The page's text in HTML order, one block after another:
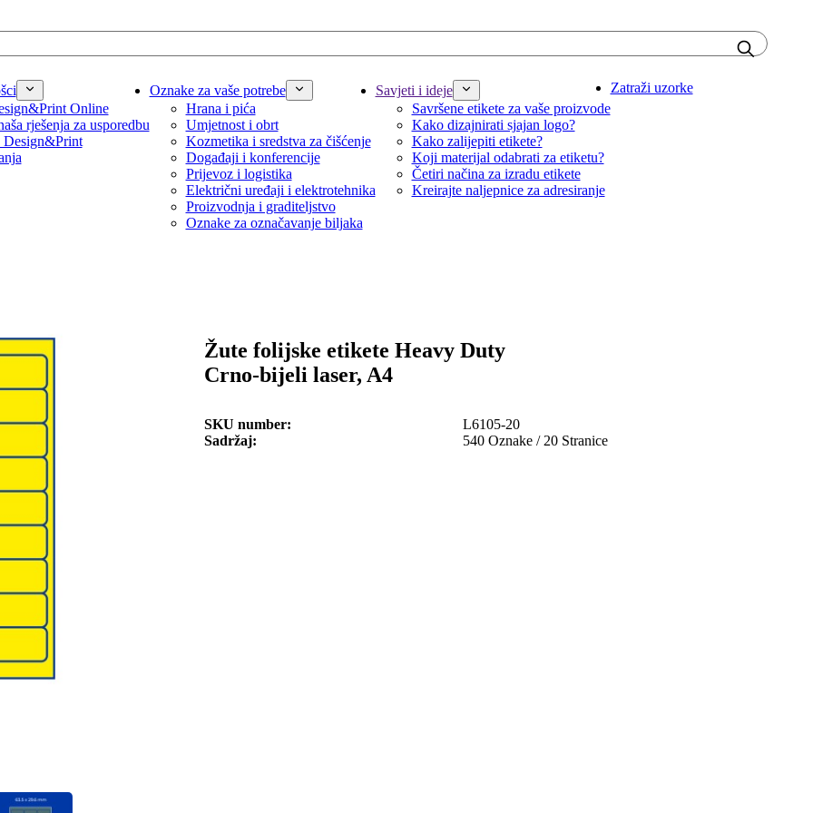
Online
rješenja za usporedbu
Design&Print
Oznake za vaše potrebe
Hrana i pića
Umjetnost i obrt
Kozmetika i sredstva za čišćenje
Događaji i konferencije
Prijevoz i logistika
Električni uređaji i elektrotehnika
Proizvodnja i graditeljstvo
Oznake za označavanje biljaka
Savjeti i ideje
Savršene etikete za vaše proizvode
Kako dizajnirati sjajan logo?
Kako zalijepiti etikete?
Koji materijal odabrati za etiketu?
Četiri načina za izradu etikete
Kreirajte naljepnice za adresiranje
Zatraži uzorke
Žute folijske etikete Heavy Duty
Crno-bijeli laser, A4
SKU number
L6105-20
Sadržaj
540 Oznake / 20 Stranice